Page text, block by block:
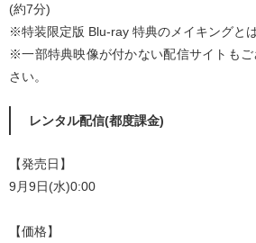
(約7分)
※特装限定版 Blu‐ray 特典のメイキングと
※一部特典映像が付かない配信サイトも
さい。
レンタル配信(都度課金)
【発売日】
9月9日(水)0:00
【価格】